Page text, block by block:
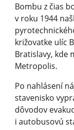
Bombu z čias
v roku 1944
križovatke ulíc
Bratislavy, kde
Metropolis.
Po nahlásení
stavenisko
dôvodov
i autobusovú